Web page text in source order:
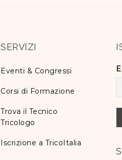
SERVIZI
Eventi & Congressi
Corsi di Formazione
Trova il Tecnico
Tricologo
Iscrizione a TricoItalia